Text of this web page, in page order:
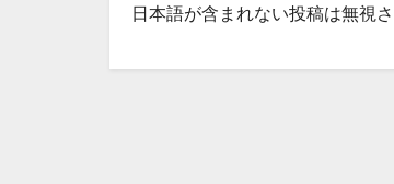
日本語が含まれない投稿は無視